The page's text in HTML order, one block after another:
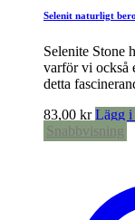
Selenit naturligt
Selenite Stone
varför vi också
detta
83,00 kr Lägg i
Snabbvisning